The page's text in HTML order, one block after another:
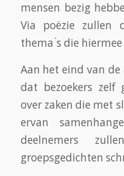
mensen bezig
Via poëzie zullen
thema ́s die
Aan het eind van
dat bezoekers zelf
over zaken die met
ervan
deelnemers
groepsgedichten